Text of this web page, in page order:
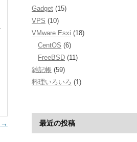
→
Gadget (15)
VPS (10)
VMware Esxi (18)
CentOS (6)
FreeBSD (11)
雑記帳 (59)
料理いろいろ (1)
最近の投稿